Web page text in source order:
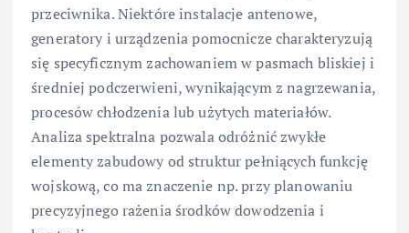
przeciwnika. Niektóre instalacje antenowe,
generatory i urządzenia pomocnicze charakteryzują
się specyficznym zachowaniem w pasmach bliskiej i
średniej podczerwieni, wynikającym z nagrzewania,
procesów chłodzenia lub użytych materiałów.
Analiza spektralna pozwala odróżnić zwykłe
elementy zabudowy od struktur pełniących funkcję
wojskową, co ma znaczenie np. przy planowaniu
precyzyjnego rażenia środków dowodzenia i